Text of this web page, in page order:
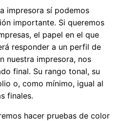
impresora sí podemos
importante. Si queremos
el papel en el que
responder a un perfil de
nuestra impresora, nos
final. Su rango tonal, su
o, como mínimo, igual al
finales.
hacer pruebas de color